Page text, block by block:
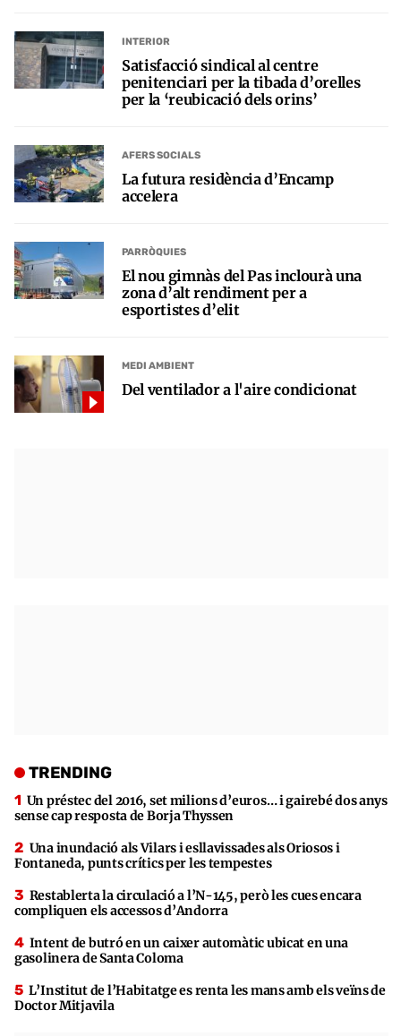
INTERIOR
Satisfacció sindical al centre
penitenciari per la tibada d’orelles
per la ‘reubicació dels orins’
AFERS SOCIALS
La futura residència d’Encamp
accelera
PARRÒQUIES
El nou gimnàs del Pas inclourà una
zona d’alt rendiment per a
esportistes d’elit
MEDI AMBIENT
Del ventilador a l'aire condicionat
TRENDING
Un préstec del 2016, set milions d’euros… i gairebé dos anys
sense cap resposta de Borja Thyssen
Una inundació als Vilars i esllavissades als Oriosos i
Fontaneda, punts crítics per les tempestes
Restablerta la circulació a l’N-145, però les cues encara
compliquen els accessos d’Andorra
Intent de butró en un caixer automàtic ubicat en una
gasolinera de Santa Coloma
L’Institut de l’Habitatge es renta les mans amb els veïns de
Doctor Mitjavila